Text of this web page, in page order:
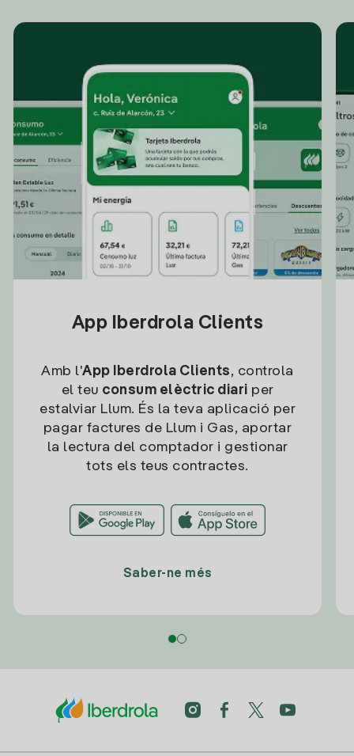
App Iberdrola Clients
Amb l'App Iberdrola Clients, controla
el teu consum elèctric diari per
estalviar Llum. És la teva aplicació per
pagar factures de Llum i Gas, aportar
la lectura del comptador i gestionar
tots els teus contractes.
Saber-ne més